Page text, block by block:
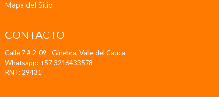
Mapa del Sitio
CONTACTO
Calle 7 # 2-09 - Ginebra, Valle del Cauca
Whatsapp: +57 3216433578
RNT: 29431